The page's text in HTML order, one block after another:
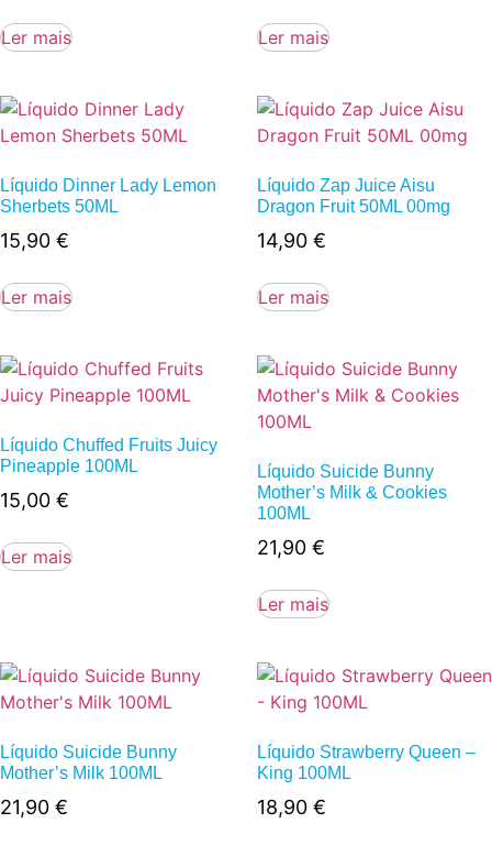
Ler mais Ler mais
Líquido Dinner Lady Lemon
Sherbets 50ML
15,90 €
Ler mais
Líquido Zap Juice Aisu
Dragon Fruit 50ML 00mg
14,90 €
Ler mais
Líquido Chuffed Fruits Juicy
Pineapple 100ML
15,00 €
Ler mais
Líquido Suicide Bunny
Mother’s Milk & Cookies
100ML
21,90 €
Ler mais
Líquido Suicide Bunny
Mother’s Milk 100ML
21,90 €
Líquido Strawberry Queen –
King 100ML
18,90 €